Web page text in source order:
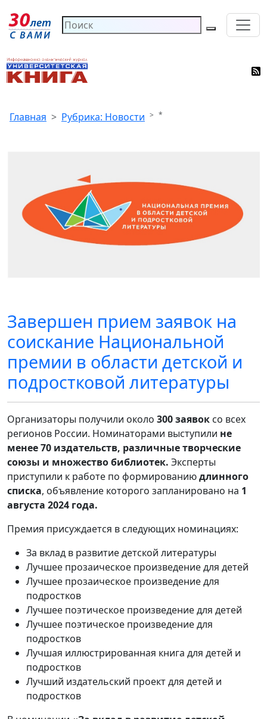
Главная Рубрика: Новости *
Завершен прием заявок на
соискание Национальной
премии в области детской и
подростковой литературы
Организаторы получили около 300 заявок со всех
регионов России. Номинаторами выступили не
менее 70 издательств, различные творческие
союзы и множество библиотек. Эксперты
приступили к работе по формированиюдлинного
списка, объявление которого запланировано на 1
августа 2024 года.
Премия присуждается в следующих номинациях:
За вклад в развитие детской литературы
Лучшее прозаическое произведение для детей
Лучшее прозаическое произведение для
подростков
Лучшее поэтическое произведение для детей
Лучшее поэтическое произведение для
подростков
Лучшая иллюстрированная книга для детей и
подростков
Лучший издательский проект для детей и
подростков